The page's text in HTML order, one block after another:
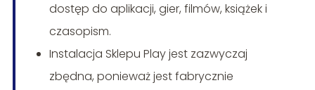
dostęp do aplikacji, gier, filmów, książek i
czasopism.
Instalacja Sklepu Play jest zazwyczaj
zbędna, ponieważ jest fabrycznie